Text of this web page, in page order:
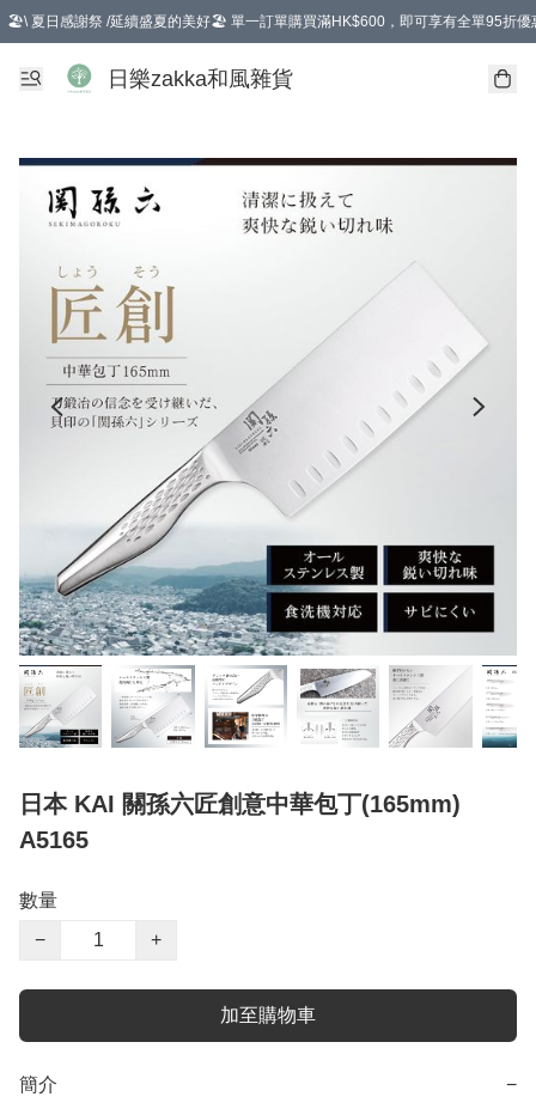
🏖️\ 夏日感謝祭 /延續盛夏的美好🏖️ 單一訂單購買滿HK$600，即可享有全單95折優
選擇GoGoX住宅/工商地址配送，單一訂單消費購物滿HK$680(折扣後），可享有
日樂zakka和風雜貨
日本 KAI 關孫六匠創意中華包丁(165mm)
A5165
數量
−
+
加至購物車
簡介 −